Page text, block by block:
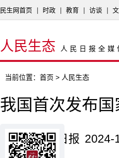
民生网首页 时政 教育 访谈
人民生态 人民日报全媒
当前位置： 首页 > 人民生态
我国首次发布
来源：人民日报 2024-